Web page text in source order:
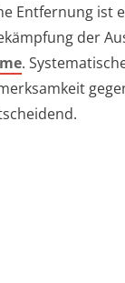
Entfernung ist
der
.